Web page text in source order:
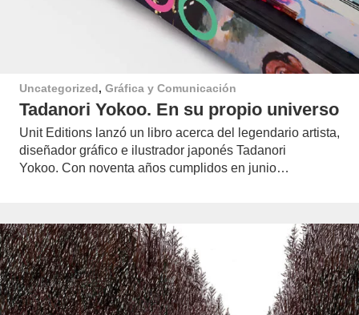
Uncategorized, Gráfica y Comunicación
Tadanori Yokoo. En su propio universo
Unit Editions lanzó un libro acerca del legendario artista,
diseñador gráfico e ilustrador japonés Tadanori
Yokoo. Con noventa años cumplidos en junio…